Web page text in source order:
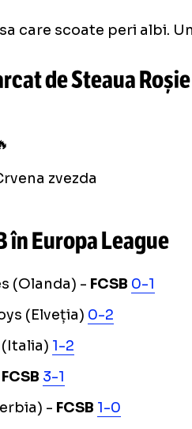
care scoate peri albi.
de Steaua
zvezda
în Europa League
(Olanda) - FCSB 0-1
(Elveția) 0-2
1-2
FCSB 3-1
- FCSB 1-0